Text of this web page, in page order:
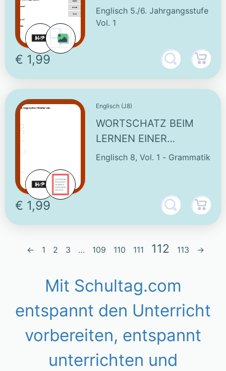
INTERAKTIVE
AUFGABEN
Englisch 5./6. Jahrgangsstufe
Vol. 1
€ 1,99
Englisch (J8)
WORTSCHATZ BEIM
LERNEN EINER
FREMDSPRACHE (1)
Englisch 8, Vol. 1 - Grammatik
€ 1,99
← 1 2 3 … 109 110 111 112 113 →
Mit Schultag.com
entspannt den Unterricht
vorbereiten, entspannt
unterrichten und